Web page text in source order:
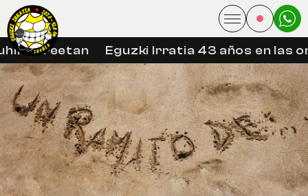
libreetan Eguzki Irratia 43 años en las